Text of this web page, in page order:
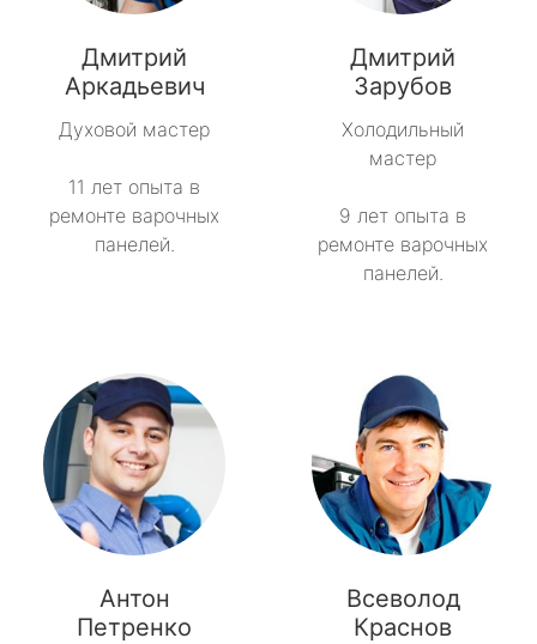
Дмитрий
Аркадьевич
Духовой мастер
11 лет опыта в
ремонте варочных
панелей.
Дмитрий
Зарубов
Холодильный
мастер
9 лет опыта в
ремонте варочных
панелей.
Антон
Петренко
Всеволод
Краснов